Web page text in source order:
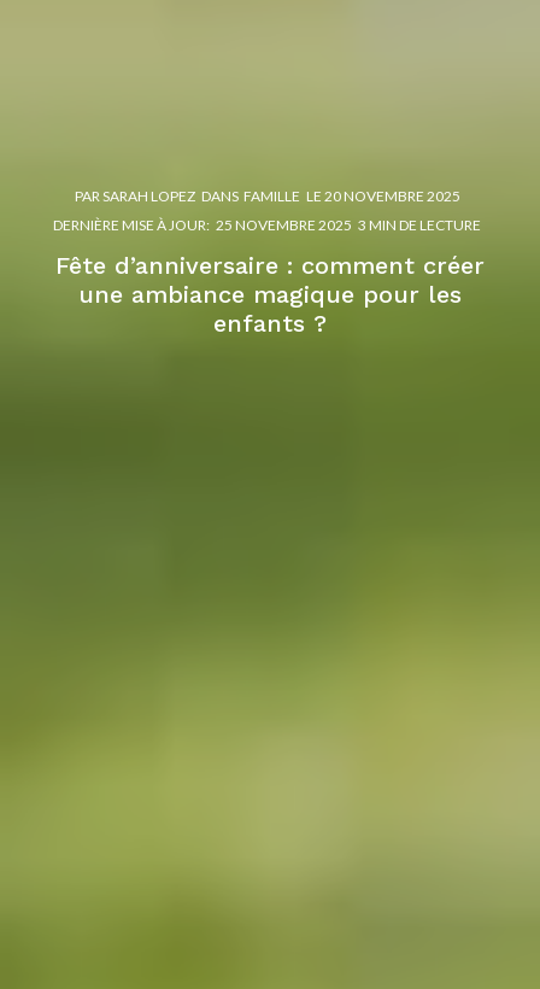
PAR SARAH LOPEZ DANS FAMILLE LE 20 NOVEMBRE 2025
DERNIÈRE MISE À JOUR: 25 NOVEMBRE 2025 3 MIN DE LECTURE
Fête d’anniversaire : comment créer
une ambiance magique pour les
enfants ?